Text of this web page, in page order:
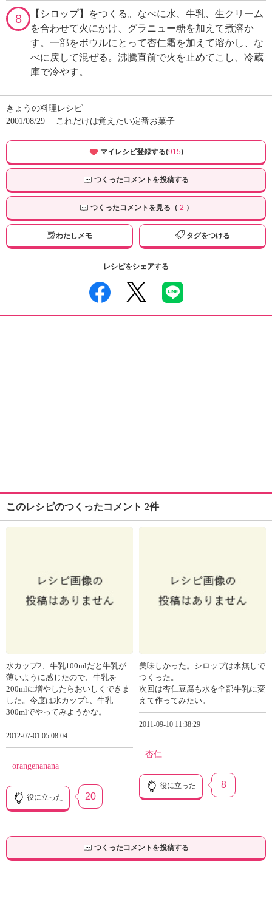
8
【シロップ】をつくる。なべに水、牛乳、生クリーム
を合わせて火にかけ、グラニュー糖を加えて煮溶か
す。一部をボウルにとって杏仁霜を加えて溶かし、な
べに戻して混ぜる。沸騰直前で火を止めてこし、冷蔵
庫で冷やす。
きょうの料理レシピ
2001/08/29
これだけは覚えたい定番お菓子
マイレシピ登録する(915)
つくったコメントを投稿する
つくったコメントを見る（ 2 ）
わたしメモ タグをつける
レシピをシェアする
このレシピのつくったコメント 2件
水カップ2、牛乳100mlだと牛乳が
薄いように感じたので、牛乳を
200mlに増やしたらおいしくできま
した。今度は水カップ1、牛乳
300mlでやってみようかな。
2012-07-01 05:08:04
orangenanana
役に立った 20
美味しかった。シロップは水無しで
つくった。
次回は杏仁豆腐も水を全部牛乳に変
えて作ってみたい。
2011-09-10 11:38:29
杏仁
役に立った 8
つくったコメントを投稿する